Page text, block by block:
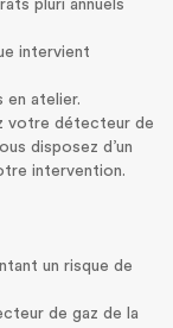
pluri annuels
intervient
atelier.
détecteur de
disposez d’un
intervention.
un risque de
de gaz de la